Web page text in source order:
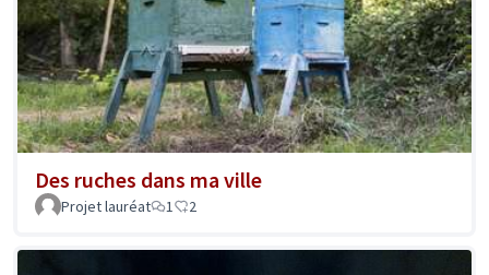
Des ruches dans ma ville
Projet lauréat 1 2